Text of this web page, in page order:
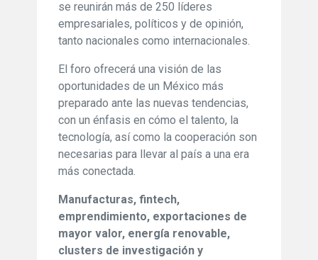
se reunirán más de 250 líderes
empresariales, políticos y de opinión,
tanto nacionales como internacionales.
El foro ofrecerá una visión de las
oportunidades de un México más
preparado ante las nuevas tendencias,
con un énfasis en cómo el talento, la
tecnología, así como la cooperación son
necesarias para llevar al país a una era
más conectada.
Manufacturas, fintech,
emprendimiento, exportaciones de
mayor valor, energía renovable,
clusters de investigación y